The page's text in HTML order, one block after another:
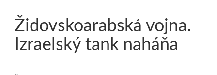
Židovskoarabská vojna.
Izraelský tank naháňa